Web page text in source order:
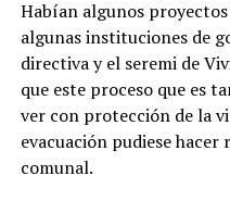
Habían algunos
algunas instituciones de
directiva y el seremi de
que este proceso que es
ver con protección de la
evacuación pudiese hacer
comunal.